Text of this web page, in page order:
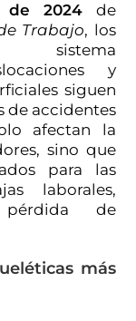
de 2024 de
Trabajo, los
sistema
y
siguen
de accidentes
afectan la
sino que
para las
laborales,
de
más